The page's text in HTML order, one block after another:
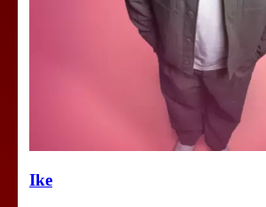
Ike